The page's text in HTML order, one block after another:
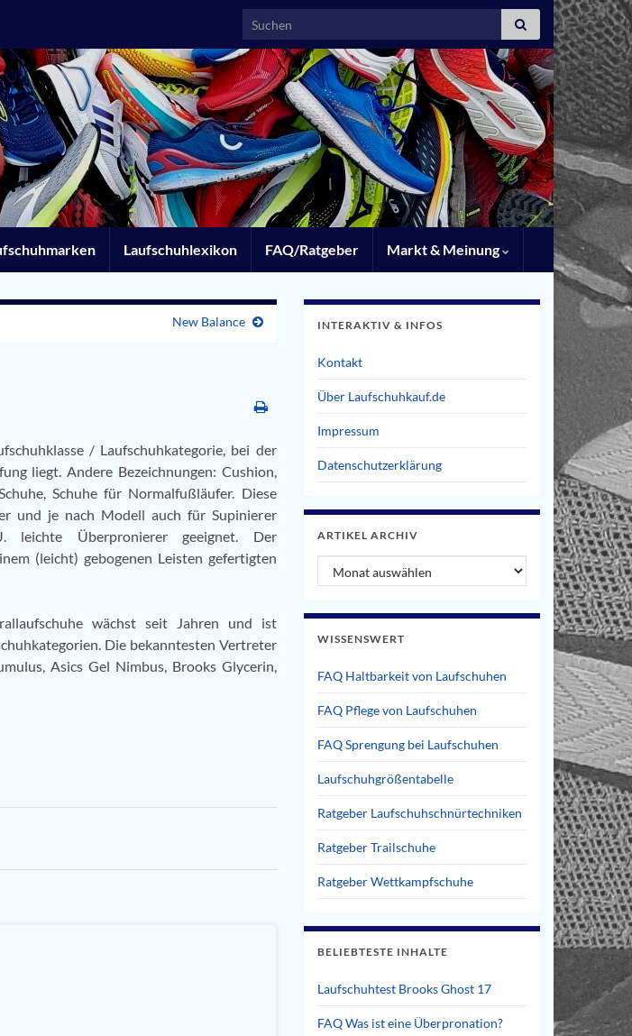
Search for:
Laufschuhlexikon FAQ/Ratgeber Markt & Meinung
New Balance
/ Laufschuhkategorie, bei der
liegt. Andere Bezeichnungen: Cushion,
Schuhe für Normalfußläufer. Diese
und je nach Modell auch für Supinierer
leichte Überpronierer geeignet. Der
(leicht) gebogenen Leisten gefertigten
wächst seit Jahren und ist
Die bekanntesten Vertreter
Asics Gel Nimbus, Brooks Glycerin,
INTERAKTIV & INFOS
Kontakt
Über Laufschuhkauf.de
Impressum
Datenschutzerklärung
ARTIKEL ARCHIV
Artikel Archiv
WISSENSWERT
FAQ Haltbarkeit von Laufschuhen
FAQ Pflege von Laufschuhen
FAQ Sprengung bei Laufschuhen
Laufschuhgrößentabelle
Ratgeber Laufschuhschnürtechniken
Ratgeber Trailschuhe
Ratgeber Wettkampfschuhe
BELIEBTESTE INHALTE
Laufschuhtest Brooks Ghost 17
FAQ Was ist eine Überpronation?